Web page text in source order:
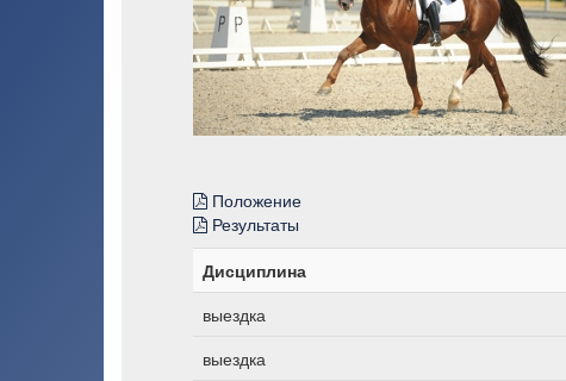
Положение
Результаты
Дисциплина
выездка
выездка